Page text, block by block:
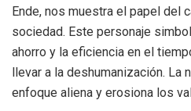
Ende, nos muestra el papel del
sociedad. Este personaje
ahorro y la eficiencia en el
llevar a la deshumanización. La
enfoque aliena y erosiona los